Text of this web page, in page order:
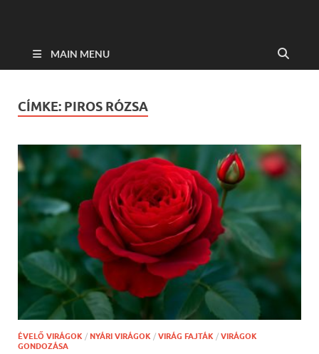
MAIN MENU
CÍMKE: PIROS RÓZSA
ÉVELŐ VIRÁGOK / NYÁRI VIRÁGOK / VIRÁG FAJTÁK / VIRÁGOK
GONDOZÁSA